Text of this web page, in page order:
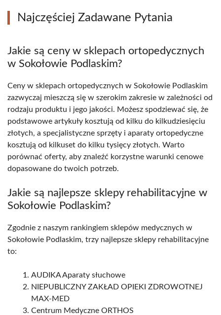
Najczęściej Zadawane Pytania
Jakie są ceny w sklepach ortopedycznych
w Sokołowie Podlaskim?
Ceny w sklepach ortopedycznych w Sokołowie Podlaskim
zazwyczaj mieszczą się w szerokim zakresie w zależności od
rodzaju produktu i jego jakości. Możesz spodziewać się, że
podstawowe artykuły kosztują od kilku do kilkudziesięciu
złotych, a specjalistyczne sprzęty i aparaty ortopedyczne
kosztują od kilkuset do kilku tysięcy złotych. Warto
porównać oferty, aby znaleźć korzystne warunki cenowe
dopasowane do twoich potrzeb.
Jakie są najlepsze sklepy rehabilitacyjne w
Sokołowie Podlaskim?
Zgodnie z naszym rankingiem sklepów medycznych w
Sokołowie Podlaskim, trzy najlepsze sklepy rehabilitacyjne
to:
AUDIKA Aparaty słuchowe
NIEPUBLICZNY ZAKŁAD OPIEKI ZDROWOTNEJ
MAX-MED
Centrum Medyczne ORTHOS